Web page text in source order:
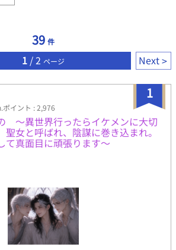
39 件
1 / 2 ページ Next
1
ポイント : 2,976
〜異世界行ったらイケメンに大切
聖女と呼ばれ、陰謀に巻き込まれ。
て真面目に頑張ります〜